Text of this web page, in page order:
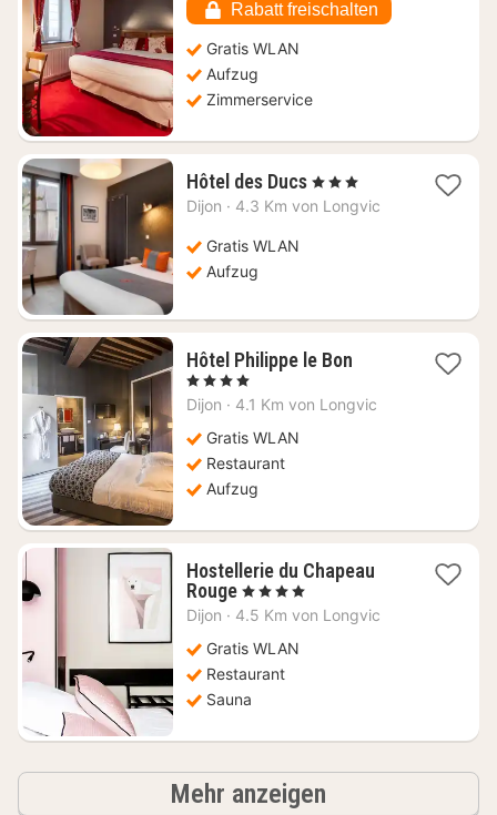
95,37
€
Rabatt freischalten
Gratis WLAN
Aufzug
Zimmerservice
Hôtel des Ducs1
Nacht
, 3 Sterne
Dijon · 4.3 Km von Longvic
Gratis WLAN
Aufzug
Hôtel Philippe le Bon1
ab
122,72
, 4 Sterne
Dijon · 4.1 Km von Longvic
Gratis WLAN
Restaurant
Aufzug
Hostellerie du Chapeau
Rouge1
Nacht
114,54
€
, 4 Sterne
Dijon · 4.5 Km von Longvic
Gratis WLAN
Restaurant
Sauna
Mehr anzeigen